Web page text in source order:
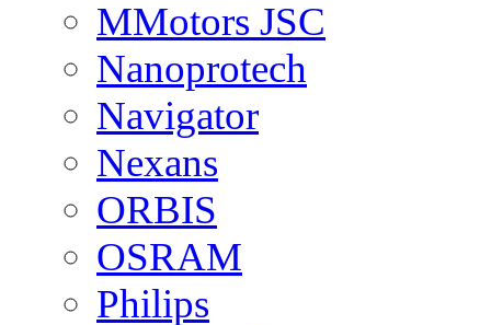
MMotors JSC
Nanoprotech
Navigator
Nexans
ORBIS
OSRAM
Philips